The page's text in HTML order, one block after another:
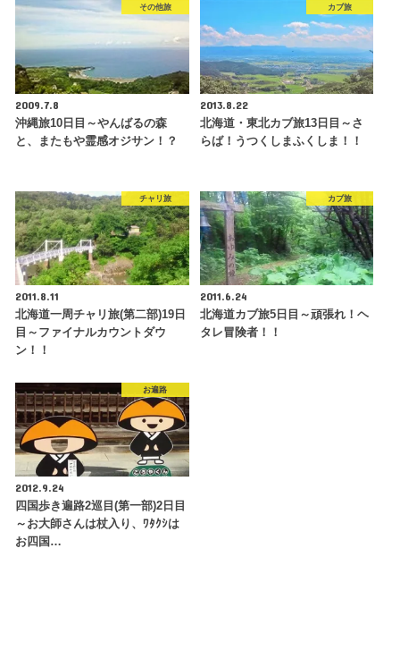
その他旅
2009.7.8
沖縄旅10日目～やんばるの森
と、またもや霊感オジサン！？
カブ旅
2013.8.22
北海道・東北カブ旅13日目～さ
らば！うつくしまふくしま！！
チャリ旅
2011.8.11
北海道一周チャリ旅(第二部)19日
目～ファイナルカウントダウ
ン！！
カブ旅
2011.6.24
北海道カブ旅5日目～頑張れ！ヘ
タレ冒険者！！
お遍路
2012.9.24
四国歩き遍路2巡目(第一部)2日目
～お大師さんは杖入り、ﾜﾀｸｼは
お四国…